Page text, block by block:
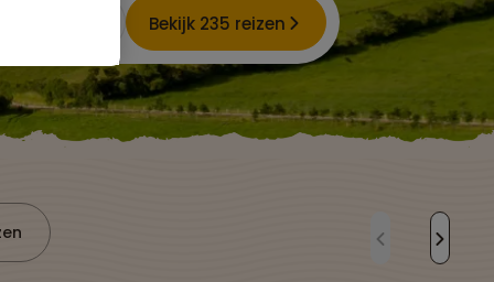
Bekijk 235 reizen